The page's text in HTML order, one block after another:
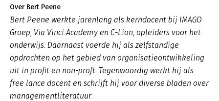
Over Bert Peene
Bert Peene werkte jarenlang als kerndocent bij IMAGO
Groep, Via Vinci Academy en C-Lion, opleiders voor het
onderwijs. Daarnaast voerde hij als zelfstandige
opdrachten op het gebied van organisatieontwikkeling
uit in profit en non-proft. Tegenwoordig werkt hij als
free lance docent en schrijft hij voor diverse bladen over
managementliteratuur.